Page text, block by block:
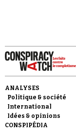
ANALYSES
Politique & société
International
Idées & opinions
CONSPIPÉDIA